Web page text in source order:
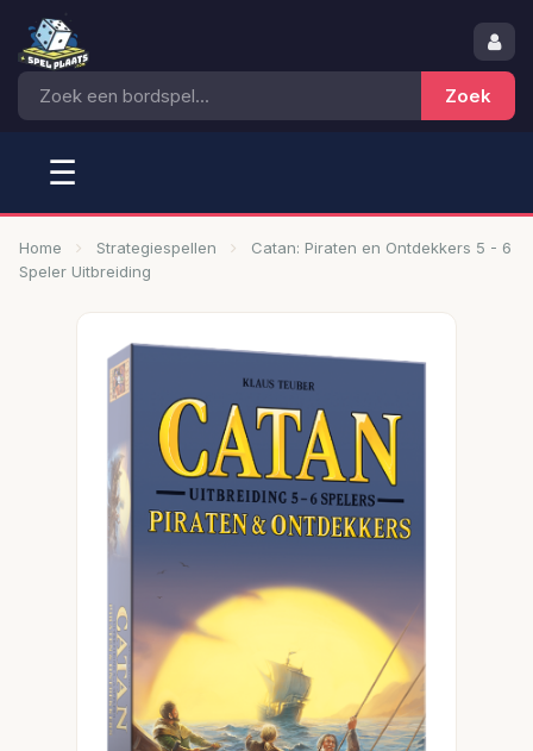
☰
Home Strategiespellen
Catan: Piraten en Ontdekkers 5 - 6
Speler Uitbreiding